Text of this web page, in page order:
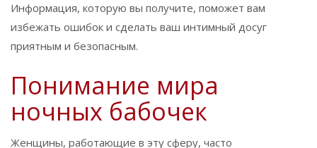
Информация, которую вы получите, поможет вам
избежать ошибок и сделать ваш интимный досуг
приятным и безопасным.
Понимание мира
ночных бабочек
Женщины, работающие в эту сферу, часто